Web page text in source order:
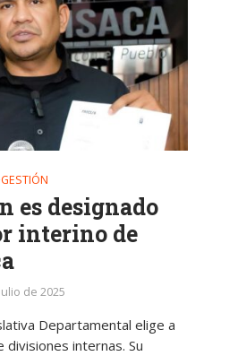
GESTIÓN
es designado
interino de
de 2025
Departamental elige a
divisiones internas. Su